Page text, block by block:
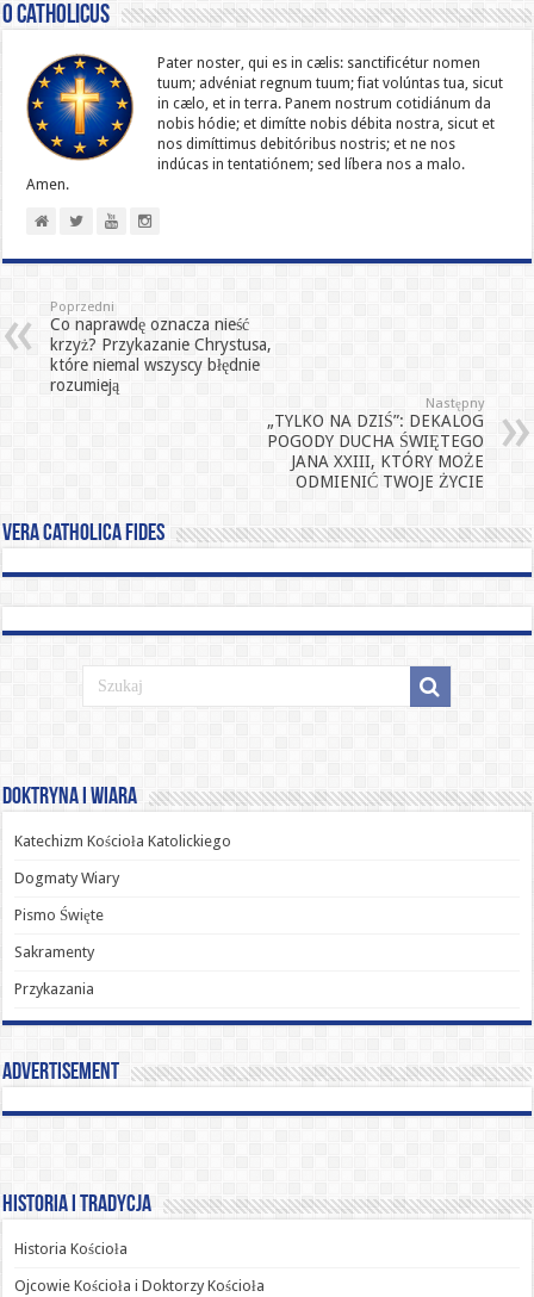
O catholicus
Pater noster, qui es in cælis: sanc­ti­ficétur nomen
tuum; advéniat regnum tuum; fiat volúntas tua, sicut
in cælo, et in terra. Panem nostrum cotidiánum da
nobis hódie; et dimítte nobis débita nostra, sicut et
nos dimíttimus debitóribus nostris; et ne nos
indúcas in ten­ta­tiónem; sed líbera nos a malo.
Amen.
Poprzedni
Co naprawdę oznacza nieść
krzyż? Przykazanie Chrystusa,
które niemal wszyscy błędnie
rozumieją
Następny
„TYLKO NA DZIŚ”: DEKALOG
POGODY DUCHA ŚWIĘTEGO
JANA XXIII, KTÓRY MOŻE
ODMIENIĆ TWOJE ŻYCIE
Vera catholica fides
Doktryna i Wiara
Katechizm Kościoła Katolickiego
Dogmaty Wiary
Pismo Święte
Sakramenty
Przykazania
Advertisement
Historia i Tradycja
Historia Kościoła
Ojcowie Kościoła i Doktorzy Kościoła